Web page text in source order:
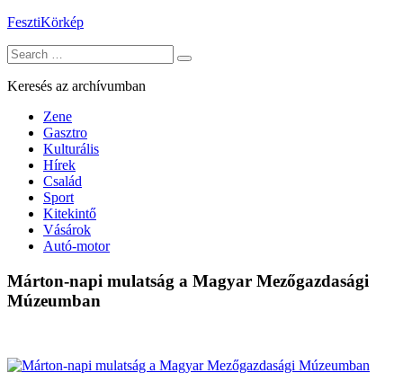
Skip
content
FesztiKörkép
Search
for:
Keresés az archívumban
Zene
Gasztro
Kulturális
Hírek
Család
Sport
Kitekintő
Vásárok
Autó-motor
Márton-napi mulatság a Magyar Mezőgazdasági
Múzeumban